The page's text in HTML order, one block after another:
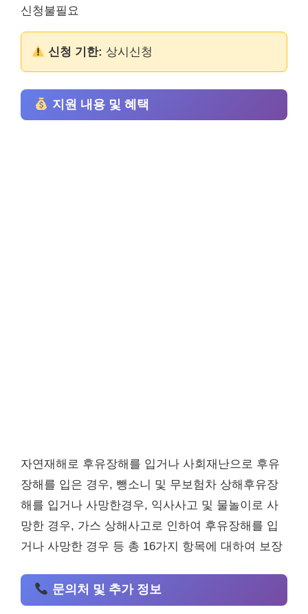
신청불필요
신청 기한: 상시신청
지원 내용 및 혜택
자연재해로 후유장해를 입거나 사회재난으로 후유
장해를 입은 경우, 뺑소니 및 무보험차 상해후유장
해를 입거나 사망한경우, 익사사고 및 물놀이로 사
망한 경우, 가스 상해사고로 인하여 후유장해를 입
거나 사망한 경우 등 총 16가지 항목에 대하여 보장
문의처 및 추가 정보